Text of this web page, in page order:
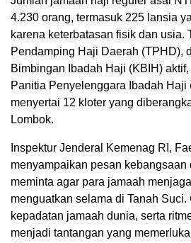
4.230 orang, termasuk 225 lansia
karena keterbatasan fisik dan usia.
Pendamping Haji Daerah (TPHD),
Bimbingan Ibadah Haji (KBIH)
Panitia Penyelenggara Ibadah Haji
menyertai 12 kloter yang
Lombok.
Inspektur Jenderal Kemenag RI,
menyampaikan pesan kebangsaan
meminta agar para jamaah
menguatkan selama di Tanah Suci.
kepadatan jamaah dunia, serta
menjadi tantangan yang